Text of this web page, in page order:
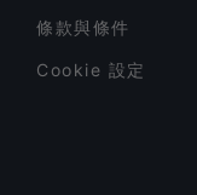
條款與條件
Cookie 設定